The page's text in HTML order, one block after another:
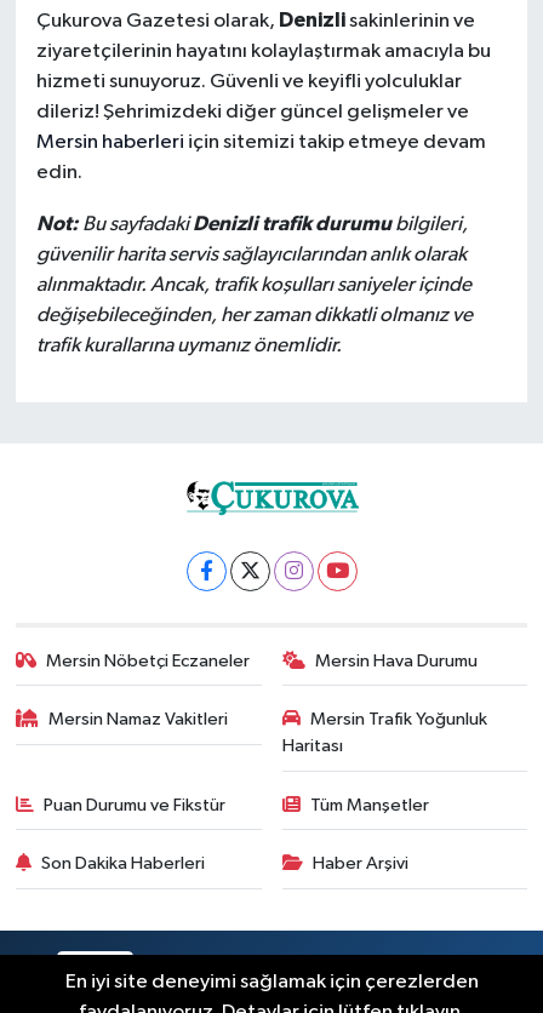
Çukurova Gazetesi olarak, Denizlisakinlerinin ve
ziyaretçilerinin hayatını kolaylaştırmak amacıyla bu
hizmeti sunuyoruz. Güvenli ve keyifli yolculuklar
dileriz! Şehrimizdeki diğer güncel gelişmeler ve
Mersin haberleri için sitemizi takip etmeye devam
edin.
Not:Bu sayfadakiDenizli trafik durumubilgileri,
güvenilir harita servis sağlayıcılarından anlık olarak
alınmaktadır. Ancak, trafik koşulları saniyeler içinde
değişebileceğinden, her zaman dikkatli olmanız ve
trafik kurallarına uymanız önemlidir.
Mersin Nöbetçi Eczaneler Mersin Hava Durumu
Mersin Namaz Vakitleri
Mersin Trafik Yoğunluk
Haritası
Puan Durumu ve Fikstür Tüm Manşetler
Son Dakika Haberleri Haber Arşivi
En iyi site deneyimi sağlamak için çerezlerden